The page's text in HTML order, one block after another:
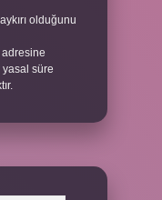
olduğunu
adresine
süre